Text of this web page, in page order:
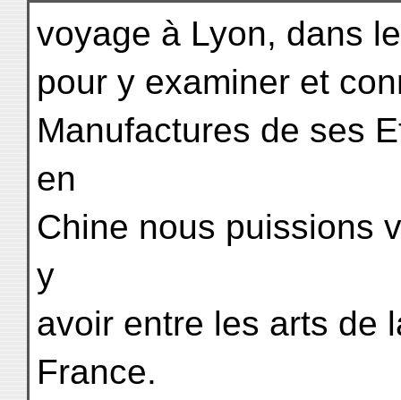
voyage à Lyon, dans
pour y examiner et
Manufactures de ses
en
Chine nous puissions
y
avoir entre les arts de
France.